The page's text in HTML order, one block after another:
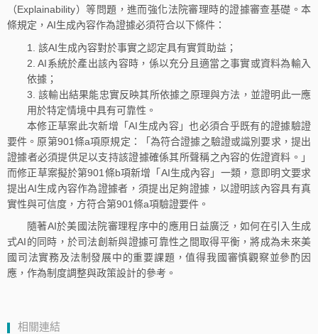
（Explainability）等問題，進而強化法院審理時的證據審查基礎。本
條規定，AI生成內容作為證據必須符合以下條件：
1. 該AI生成內容對於事實之認定具有實質助益；
2. AI系統於產出該內容時，係以充分且適當之事實或資料為輸入
依據；
3. 該輸出結果能忠實反映其所依據之原理與方法，並證明此一應
用於特定情境中具有可靠性。
本修正草案此次新增「AI生成內容」也必須合乎既有的證據驗證
要件。原第901條a項原規定：「為符合證據之驗證或識別要求，提出
證據者必須提供足以支持該證據確係其所聲稱之內容的佐證資料。」
而修正草案擬於第901條b項新增「AI生成內容」一類，意即明文要求
提出AI生成內容作為證據者，須提出足夠證據，以證明該內容具有真
實性與可信度，方符合第901條a項驗證要件。
隨著AI於美國法院審理程序中的應用日益廣泛，如何在引入生成
式AI的同時，於司法創新與證據可靠性之間取得平衡，將成為未來美
國司法實務及法制發展中的重要課題，值得我國審慎觀察並參酌因
應，作為制度調整與政策設計的參考。
相關連結